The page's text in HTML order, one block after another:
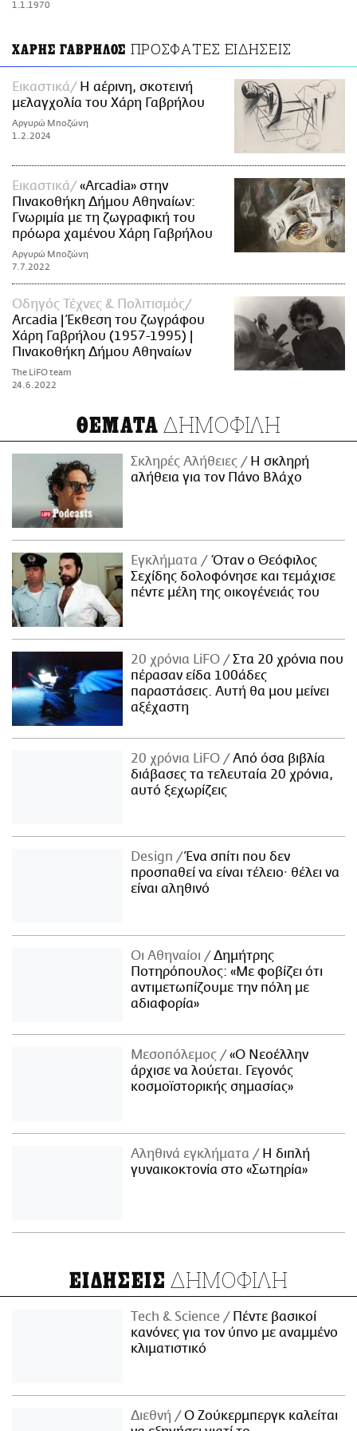
PRINT
1.1.1970
ΧΑΡΗΣ ΓΑΒΡΗΛΟΣ ΠΡΟΣΦΑΤΕΣ ΕΙΔΗΣΕΙΣ
Εικαστικά
Η αέρινη, σκοτεινή
μελαγχολία του Χάρη Γαβρήλου
Αργυρώ Μποζώνη
1.2.2024
Εικαστικά
«Arcadia» στην
Πινακοθήκη Δήμου Αθηναίων:
Γνωριμία με τη ζωγραφική του
πρόωρα χαμένου Χάρη Γαβρήλου
Αργυρώ Μποζώνη
7.7.2022
Οδηγός Τέχνες & Πολιτισμός
Arcadia | Έκθεση του ζωγράφου
Χάρη Γαβρήλου (1957-1995) |
Πινακοθήκη Δήμου Αθηναίων
The LiFO team
24.6.2022
ΘΕΜΑΤΑ ΔΗΜΟΦΙΛΗ
Σκληρές Αλήθειες
H σκληρή
αλήθεια για τον Πάνο Βλάχο
Εγκλήματα
Όταν ο Θεόφιλος
Σεχίδης δολοφόνησε και τεμάχισε
πέντε μέλη της οικογένειάς του
20 χρόνια LiFO
Στα 20 χρόνια που
πέρασαν είδα 100άδες
παραστάσεις. Αυτή θα μου μείνει
αξέχαστη
20 χρόνια LiFO
Από όσα βιβλία
διάβασες τα τελευταία 20 χρόνια,
αυτό ξεχωρίζεις
Design
Ένα σπίτι που δεν
προσπαθεί να είναι τέλειο· θέλει να
είναι αληθινό
Οι Αθηναίοι
Δημήτρης
Ποτηρόπουλος: «Με φοβίζει ότι
αντιμετωπίζουμε την πόλη με
αδιαφορία»
Μεσοπόλεμος
«Ο Νεοέλλην
άρχισε να λούεται. Γεγονός
κοσμοϊστορικής σημασίας»
Αληθινά εγκλήματα
Η διπλή
γυναικοκτονία στο «Σωτηρία»
ΕΙΔΗΣΕΙΣ ΔΗΜΟΦΙΛΗ
Τech & Science
Πέντε βασικοί
κανόνες για τον ύπνο με αναμμένο
κλιματιστικό
Διεθνή
Ο Ζούκερμπεργκ καλείται